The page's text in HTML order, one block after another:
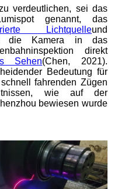
verdeutlichen, sei das
genannt, das
Lichtquelleund
die Kamera in das
direkt
Sehen(Chen, 2021).
Bedeutung für
fahrenden Zügen
wie auf der
bewiesen wurde